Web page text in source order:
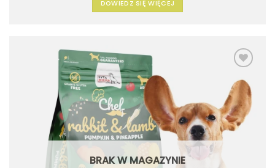
DOWIEDZ SIĘ WIĘCEJ
do
listy
życzeń
BRAK W MAGAZYNIE